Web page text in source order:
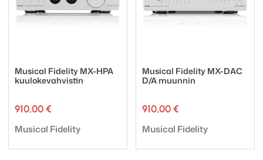
Musical Fidelity MX-HPA
kuulokevahvistin
910,00 €
Tuotemerkki:
Musical Fidelity
Musical Fidelity MX-DAC
D/A muunnin
910,00 €
Tuotemerkki:
Musical Fidelity